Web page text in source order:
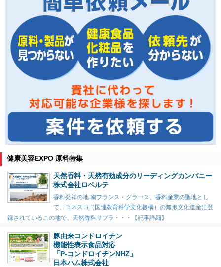
健康美容EXPO 原料特集
天然香料・天然有効成分のリーディングカンパニー
株式会社ロベルテ
香料発祥の地 南フランス・グラース。香料産業の聖地とし
て、ユネスコ（国連教育科学文化機構）の無形文化遺産に登
録されているこの地で、天然香料サプラ・・・【記事詳細】
豚由来コンドロイチン
機能性表示食品対応
「P-コンドロイチンNHZ」
日本ハム株式会社